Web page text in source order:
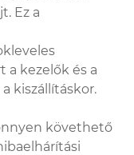
Ez a
kezelők és a
kiszállításkor.
követhető